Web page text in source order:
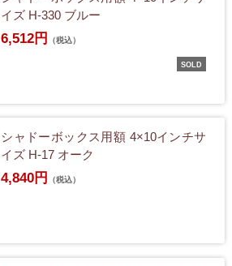
イズ H-330 ブルー
6,512円 （税込）
SOLD
シャドーボックス用額 4×10インチサ
イズ H-17 オーク
4,840円 （税込）